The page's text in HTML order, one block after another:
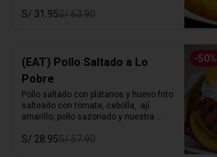
S/ 31.95S/ 63.90
-50%
(EAT) Pollo Saltado a Lo
Pobre
Pollo saltado con plátanos y huevo frito
salteado con tomate, cebolla,  ají
amarillo, pollo sazonado y nuestra
S/ 28.95S/ 57.90